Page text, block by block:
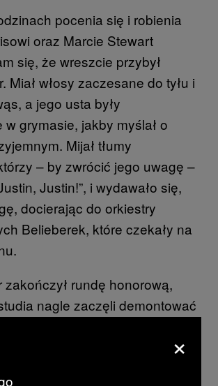
pocenia się i robienia
oraz Marcie Stewart
się, że wreszcie przybył
Miał włosy zaczesane do tyłu i
a jego usta były
grymasie, jakby myślał o
Mijał tłumy
– by zwrócić jego uwagę –
Justin!”, i wydawało się,
docierając do orkiestry
Belieberek, które czekały na
zakończył rundę honorową,
nagle zaczęli demontować
i zwijać kable. Wprowadzono
dla prasy –
części przepastnego
×